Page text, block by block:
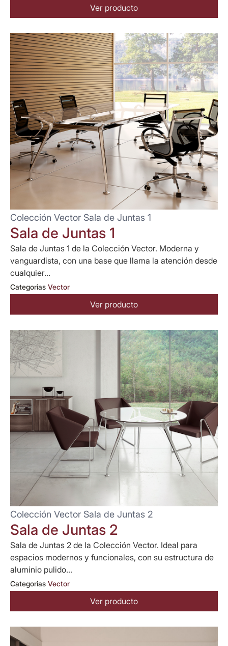
Ver producto
Colección Vector Sala de Juntas 1
Sala de Juntas 1
Sala de Juntas 1 de la Colección Vector. Moderna y
vanguardista, con una base que llama la atención desde
cualquier...
Categorias Vector
Ver producto
Colección Vector Sala de Juntas 2
Sala de Juntas 2
Sala de Juntas 2 de la Colección Vector. Ideal para
espacios modernos y funcionales, con su estructura de
aluminio pulido...
Categorias Vector
Ver producto